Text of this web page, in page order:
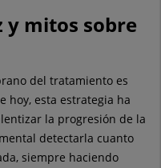
mitos sobre
del tratamiento es
hoy, esta estrategia ha
la progresión de la
detectarla cuanto
siempre haciendo